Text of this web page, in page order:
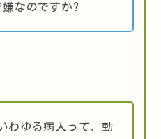
なのですか?
わゆる病人って、動